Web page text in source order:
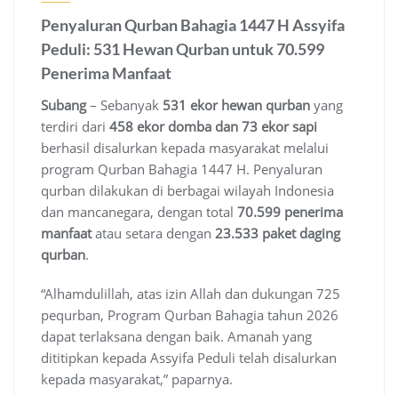
Penyaluran Qurban Bahagia 1447 H Assyifa
Peduli: 531 Hewan Qurban untuk 70.599
Penerima Manfaat
Subang– Sebanyak 531 ekor hewan qurban yang
terdiri dari 458 ekor domba dan 73 ekor sapi
berhasil disalurkan kepada masyarakat melalui
program Qurban Bahagia 1447 H. Penyaluran
qurban dilakukan di berbagai wilayah Indonesia
dan mancanegara, dengan total 70.599 penerima
manfaatatau setara dengan 23.533 paket daging
qurban.
“Alhamdulillah, atas izin Allah dan dukungan 725
pequrban, Program Qurban Bahagia tahun 2026
dapat terlaksana dengan baik. Amanah yang
dititipkan kepada Assyifa Peduli telah disalurkan
kepada masyarakat,” paparnya.